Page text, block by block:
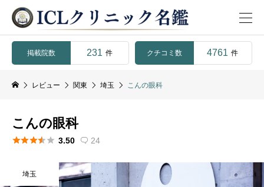
掲載院数 231 件 クチコミ数 4761 件
レビュー 関東 埼玉 こんの眼科
こんの眼科
 3.50  24
埼玉